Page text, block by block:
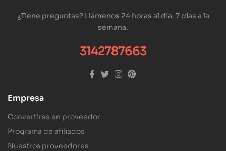
¿Tiene preguntas? Llámenos 24 horas al día, 7 días a la
semana.
3142787663
Empresa
Convertirse en proveedor
Programa de afiliados
Nuestros proveedores